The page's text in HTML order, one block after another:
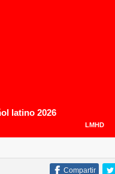
latino 2026
LMHD
Compartir